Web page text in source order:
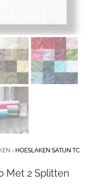
› HOESLAKEN SATIJN TC
Met 2 Splitten